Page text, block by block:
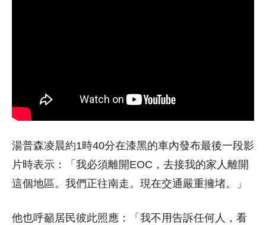
湯普森凌晨約1時40分在漆黑的車內發布最後一段影
片時表示：「我必須離開EOC，去接我的家人離開
這個地區。我們正往南走。現在交通嚴重擁堵。」
他也呼籲居民彼此照應：「我不用告訴任何人，看